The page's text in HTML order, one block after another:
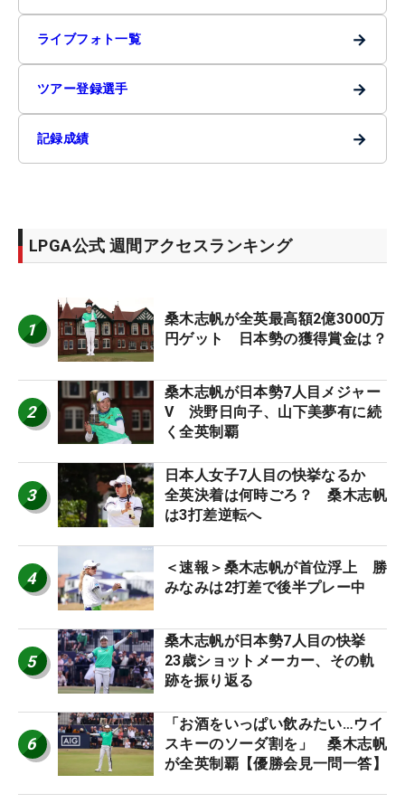
ライブフォト一覧 →
ツアー登録選手 →
記録成績 →
LPGA公式 週間アクセスランキング
1
桑木志帆が全英最高額2億3000万
円ゲット 日本勢の獲得賞金は？
2
桑木志帆が日本勢7人目メジャー
V 渋野日向子、山下美夢有に続
く全英制覇
3
日本人女子7人目の快挙なるか
全英決着は何時ごろ？ 桑木志帆
は3打差逆転へ
4
＜速報＞桑木志帆が首位浮上 勝
みなみは2打差で後半プレー中
5
桑木志帆が日本勢7人目の快挙
23歳ショットメーカー、その軌
跡を振り返る
6
「お酒をいっぱい飲みたい…ウイ
スキーのソーダ割を」 桑木志帆
が全英制覇【優勝会見一問一答】